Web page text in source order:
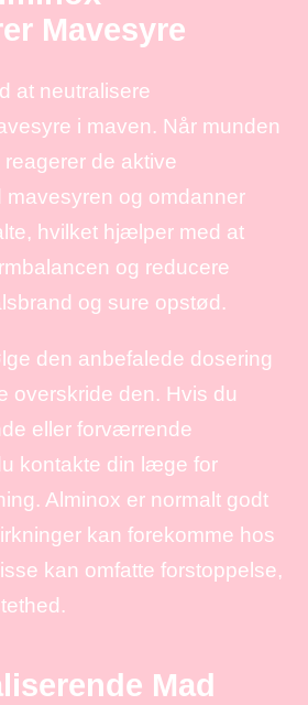
Mavesyre
at neutralisere
i maven. Når munden
de aktive
mavesyren og omdanner
hvilket hjælper med at
og reducere
og sure opstød.
den anbefalede dosering
overskride den. Hvis du
eller forværrende
kontakte din læge for
Alminox er normalt godt
kan forekomme hos
kan omfatte forstoppelse,
Mad